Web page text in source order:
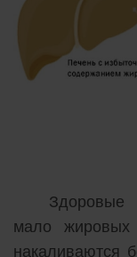
Здоровые
мало жировых
накаливаются